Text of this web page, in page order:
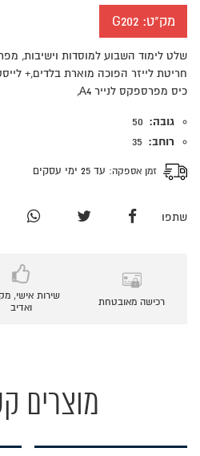
מק"ט:G202
חריטת לייזר הפוכה מוארת בלדים,+
כיס מפרספקס לנייר A4,
גובה: 50
רוחב: 35
זמן אספקה: עד 25 ימי עסקים
שתפו
רכישה מאובטחת
שירות אישי,
ואדיב
מוצרים